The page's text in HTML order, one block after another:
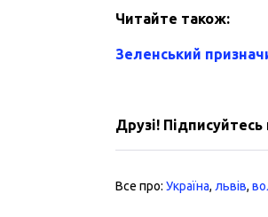
Читайте також:
Зеленський
Друзі!
Все про:Україна, львів,